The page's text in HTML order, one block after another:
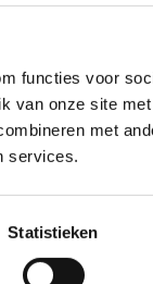
functies voor
van onze site
met
services.
Statistieken